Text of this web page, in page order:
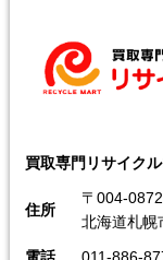
買取専門リサイク
住所
〒004-0872
北海道札幌